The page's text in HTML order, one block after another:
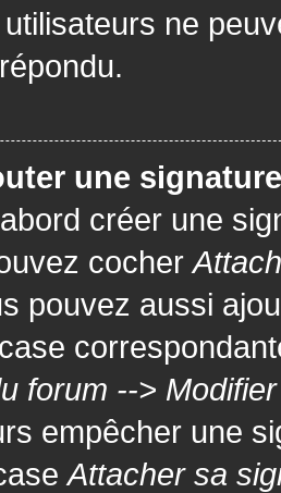
ne
une
créer une
cocher
pouvez aussi
forum -->
empêcher une
Attacher sa